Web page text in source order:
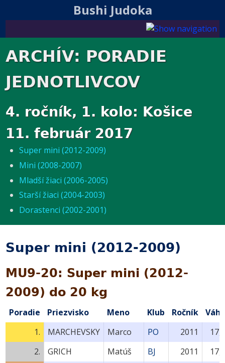
Bushi Judoka
ARCHÍV: PORADIE
JEDNOTLIVCOV
4. ročník, 1. kolo: Košice
11. február 2017
Super mini (2012-2009)
Mini (2008-2007)
Mladší žiaci (2006-2005)
Starší žiaci (2004-2003)
Dorastenci (2002-2001)
Super mini (2012-2009)
MU9-20: Super mini (2012-
2009) do 20 kg
Poradie Priezvisko Meno Klub Ročník
1.
MARCHEVSKY Marco PO 2011
2.
GRICH Matúš BJ 2011